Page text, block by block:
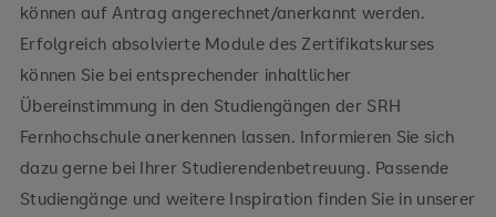
können auf Antrag angerechnet/anerkannt werden.
Erfolgreich absolvierte Module des Zertifikatskurses
können Sie bei entsprechender inhaltlicher
Übereinstimmung in den Studiengängen der SRH
Fernhochschule anerkennen lassen. Informieren Sie sich
dazu gerne bei Ihrer Studierendenbetreuung. Passende
Studiengänge und weitere Inspiration finden Sie in unserer